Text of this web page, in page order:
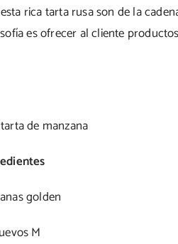
rica tarta rusa son de la
es ofrecer al cliente
golden
M